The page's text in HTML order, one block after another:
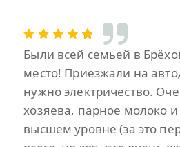
Были всей семьей в
место! Приезжали на
нужно электричество.
хозяева, парное молоко
высшем уровне (за это